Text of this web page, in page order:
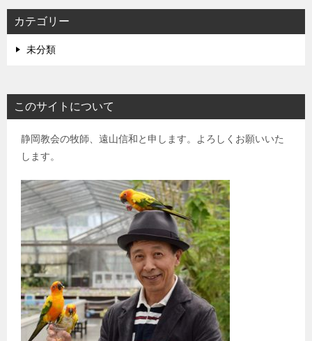
カテゴリー
未分類
このサイトについて
静岡教会の牧師、遠山信和と申します。よろしくお願いいた
します。